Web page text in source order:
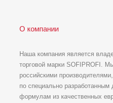
О компании
Наша компания является
торговой марки SOFIPROFI.
российскими
по специально
формулам из качественных